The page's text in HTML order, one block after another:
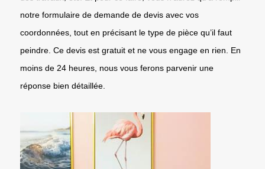
notre formulaire de demande de devis avec vos
coordonnées, tout en précisant le type de pièce qu’il faut
peindre. Ce devis est gratuit et ne vous engage en rien. En
moins de 24 heures, nous vous ferons parvenir une
réponse bien détaillée.